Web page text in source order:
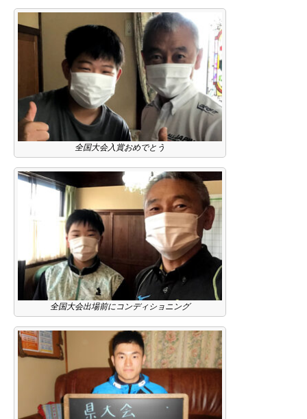
全国大会入賞おめでとう
全国大会出場前にコンディショニング